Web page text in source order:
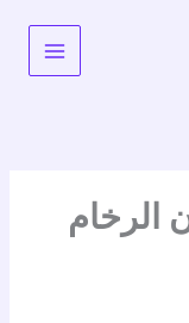
الرخام